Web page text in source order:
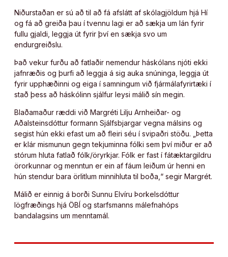
Niðurstaðan er sú að til að fá afslátt af skólagjöldum hjá Hí
og fá að greiða þau í tvennu lagi er að sækja um lán fyrir
fullu gjaldi, leggja út fyrir því en sækja svo um
endurgreiðslu.
Það vekur furðu að fatlaðir nemendur háskólans njóti ekki
jafnræðis og þurfi að leggja á sig auka snúninga, leggja út
fyrir upphæðinni og eiga í samningum við fjármálafyrirtæki í
stað þess að háskólinn sjálfur leysi málið sín megin.
Blaðamaður ræddi við Margréti Lilju Arnheiðar- og
Aðalsteinsdóttur formann Sjálfsbjargar vegna málsins og
segist hún ekki efast um að fleiri séu í svipaðri stöðu. „Þetta
er klár mismunun gegn tekjuminna fólki sem því miður er að
stórum hluta fatlað fólk/öryrkjar. Fólk er fast í fátæktargildru
örorkunnar og menntun er ein af fáum leiðum úr henni en
hún stendur bara örlitlum minnihluta til boða,“ segir Margrét.
Málið er einnig á borði Sunnu Elvíru Þorkelsdóttur
lögfræðings hjá ÖBÍ og starfsmanns málefnahóps
bandalagsins um menntamál.